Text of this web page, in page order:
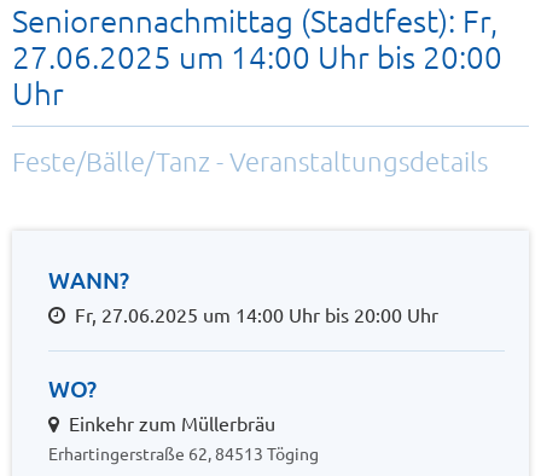
Seniorennachmittag (Stadtfest): Fr,
27.06.2025 um 14:00 Uhr bis 20:00
Uhr
Feste/Bälle/Tanz - Veranstaltungsdetails
WANN?
Fr, 27.06.2025 um 14:00 Uhr bis 20:00 Uhr
WO?
Einkehr zum Müllerbräu
Erhartingerstraße 62, 84513 Töging